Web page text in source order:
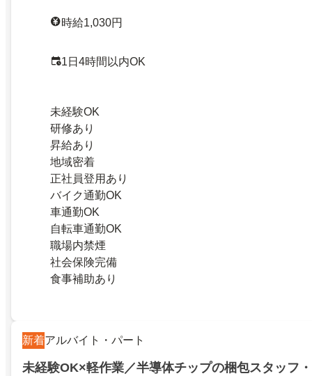
時給1,030円
1日4時間以内OK
未経験OK
研修あり
昇給あり
地域密着
正社員登用あり
バイク通勤OK
車通勤OK
自転車通勤OK
職場内禁煙
社会保険完備
食事補助あり
新着アルバイト・パート
未経験OK×軽作業／半導体チップの梱包スタッフ